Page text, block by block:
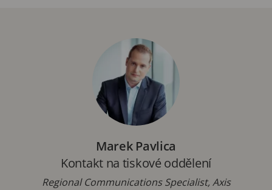
Marek Pavlica
Kontakt na tiskové oddělení
Regional Communications Specialist, Axis